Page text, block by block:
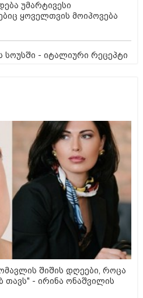
უმარტივესი
ყოველთვის მოიპოვება
სოუსში - იტალიური რეცეპტი
შიშის დღეები, როცა
- ირინა ონაშვილის